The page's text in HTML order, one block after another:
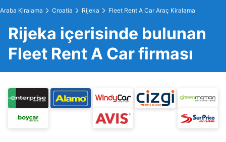
Araba Kiralama Croatia Rijeka Fleet Rent A Car Araç Kiralama
Rijeka içerisinde bulunan
Fleet Rent A Car firması